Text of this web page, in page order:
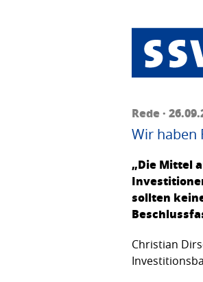
Rede ·
Wir haben
„Die Mittel
sollten
Christian